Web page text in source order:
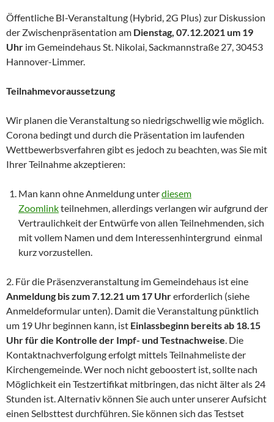
Öffentliche BI-Veranstaltung (Hybrid, 2G Plus) zur Diskussion
der Zwischenpräsentation am Dienstag, 07.12.2021 um 19
Uhr im Gemeindehaus St. Nikolai, Sackmannstraße 27, 30453
Hannover-Limmer.
Teilnahmevoraussetzung
Wir planen die Veranstaltung so niedrigschwellig wie möglich.
Corona bedingt und durch die Präsentation im laufenden
Wettbewerbsverfahren gibt es jedoch zu beachten, was Sie mit
Ihrer Teilnahme akzeptieren:
Man kann ohne Anmeldung unterdiesem
Zoomlinkteilnehmen, allerdings verlangen wir aufgrund der
Vertraulichkeit der Entwürfe von allen Teilnehmenden, sich
mit vollem Namen und dem Interessenhintergrund einmal
kurz vorzustellen.
2. Für die Präsenzveranstaltung im Gemeindehaus ist eine
Anmeldung bis zum 7.12.21 um 17 Uhrerforderlich (siehe
Anmeldeformular unten). Damit die Veranstaltung pünktlich
um 19 Uhr beginnen kann, ist Einlassbeginn bereits ab 18.15
Uhr für die Kontrolle der Impf- und Testnachweise. Die
Kontaktnachverfolgung erfolgt mittels Teilnahmeliste der
Kirchengemeinde. Wer noch nicht geboostert ist, sollte nach
Möglichkeit ein Testzertifikat mitbringen, das nicht älter als 24
Stunden ist. Alternativ können Sie auch unter unserer Aufsicht
einen Selbsttest durchführen. Sie können sich das Testset